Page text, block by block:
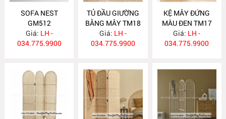
SOFA NEST
GM512
Giá: LH -
034.775.9900
TỦ ĐẦU GIƯỜNG
BẰNG MÂY TM18
Giá: LH -
034.775.9900
KỆ MÂY ĐỨNG
MÀU ĐEN TM17
Giá: LH -
034.775.9900